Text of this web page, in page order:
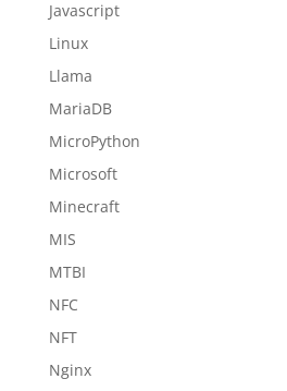
Javascript
Linux
Llama
MariaDB
MicroPython
Microsoft
Minecraft
MIS
MTBI
NFC
NFT
Nginx